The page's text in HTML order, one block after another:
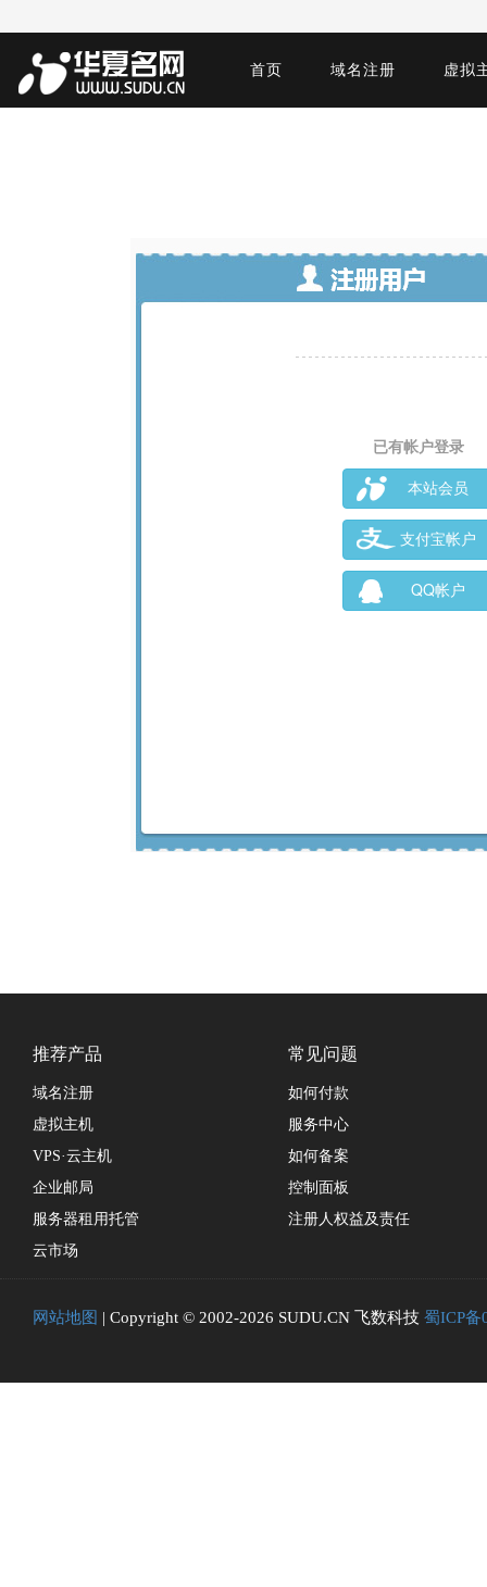
首页 域名注册 虚拟
已有帐户登录
本站会员
支付宝帐户
QQ帐户
推荐产品
域名注册
虚拟主机
VPS·云主机
企业邮局
服务器租用托管
云市场
常见问题
如何付款
服务中心
如何备案
控制面板
注册人权益及责任
网站地图 | Copyright © 2002-2026 SUDU.CN 飞数科技 蜀ICP备